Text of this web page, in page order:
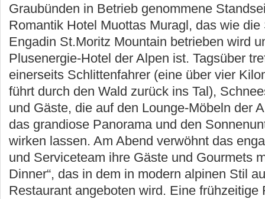
Graubünden in Betrieb genommene
Romantik Hotel Muottas Muragl, das wie
Engadin St.Moritz Mountain betrieben wird
Plusenergie-Hotel der Alpen ist. Tagsüber
einerseits Schlittenfahrer (eine über vier
führt durch den Wald zurück ins Tal),
und Gäste, die auf den Lounge-Möbeln der
das grandiose Panorama und den
wirken lassen. Am Abend verwöhnt das
und Serviceteam ihre Gäste und Gourmets
Dinner“, das in dem in modern alpinen Stil
Restaurant angeboten wird. Eine frühzeitige